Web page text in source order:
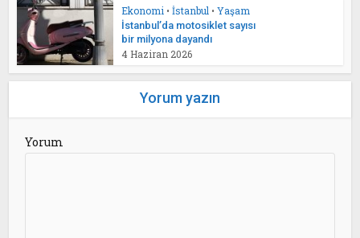
Ekonomi • İstanbul • Yaşam
İstanbul’da motosiklet sayısı
bir milyona dayandı
4 Haziran 2026
Yorum yazın
Yorum